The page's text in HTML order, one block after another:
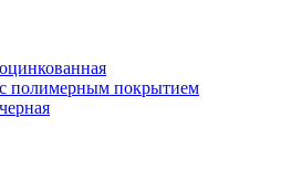
полимерным покрытием